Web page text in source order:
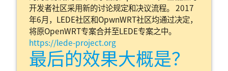
开发者社区采用新的讨论规定和决议流程。 2017
年6月，LEDE社区和OpwnWRT社区均通过决定，
将原OpenWRT专案合并至LEDE专案之中。
https://lede-project.org
最后的效果大概是？